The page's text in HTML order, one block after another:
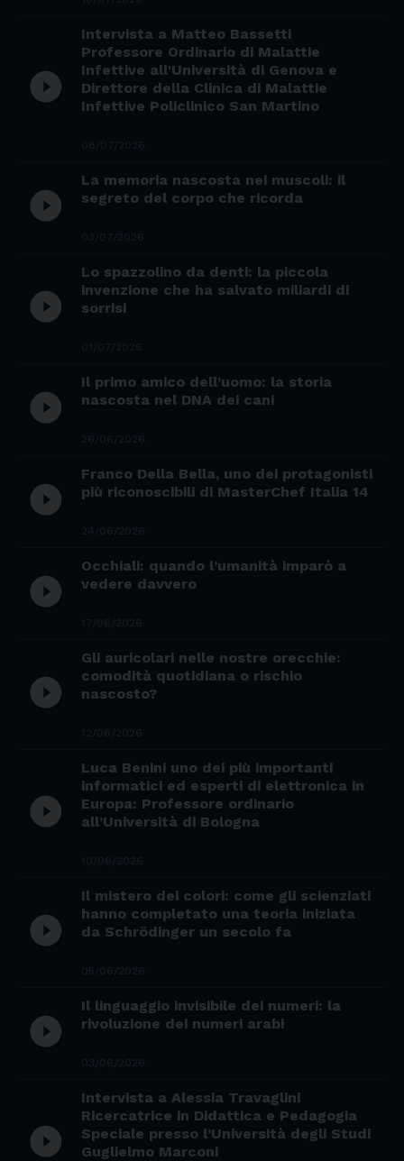
play_circle_filled
Intervista a Matteo Bassetti
Professore Ordinario di Malattie
Infettive all'Università di Genova e
Direttore della Clinica di Malattie
Infettive Policlinico San Martino
play_circle_filled
La memoria nascosta nei muscoli: il
segreto del corpo che ricorda
play_circle_filled
Lo spazzolino da denti: la piccola
invenzione che ha salvato miliardi di
sorrisi
play_circle_filled
Il primo amico dell’uomo: la storia
nascosta nel DNA dei cani
play_circle_filled
Franco Della Bella, uno dei protagonisti
più riconoscibili di MasterChef Italia 14
play_circle_filled
Occhiali: quando l’umanità imparò a
vedere davvero
play_circle_filled
Gli auricolari nelle nostre orecchie:
comodità quotidiana o rischio
nascosto?
play_circle_filled
Luca Benini uno dei più importanti
informatici ed esperti di elettronica in
Europa: Professore ordinario
all’Università di Bologna
play_circle_filled
Il mistero dei colori: come gli scienziati
hanno completato una teoria iniziata
da Schrödinger un secolo fa
play_circle_filled
Il linguaggio invisibile dei numeri: la
rivoluzione dei numeri arabi
play_circle_filled
Intervista a Alessia Travaglini
Ricercatrice in Didattica e Pedagogia
Speciale presso l’Università degli Studi
Guglielmo Marconi